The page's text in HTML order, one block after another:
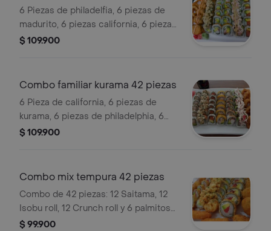
6 Piezas de philadelfia, 6 piezas de
madurito, 6 piezas california, 6 piezas
kurama especial, 6 piezas crunch,
$ 109.900
Combo familiar kurama 42 piezas
6 Pieza de california, 6 piezas de
kurama, 6 piezas de philadelphia, 6
piezas de madurito, 6 piezas de tokio,
$ 109.900
Combo mix tempura 42 piezas
Combo de 42 piezas: 12 Saitama, 12
Isobu roll, 12 Crunch roll y 6 palmitos
de cangrejo.
$ 99.900